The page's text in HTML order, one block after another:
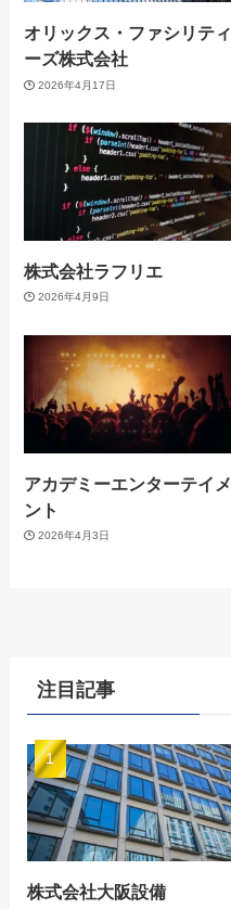
オリックス・ファシリティ
ーズ株式会社
2026年4月17日
株式会社ラフリエ
2026年4月9日
アカデミーエンターテイメ
ント
2026年4月3日
注目記事
株式会社大阪設備